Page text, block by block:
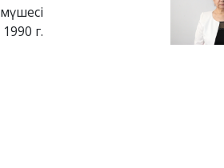
1990 г.